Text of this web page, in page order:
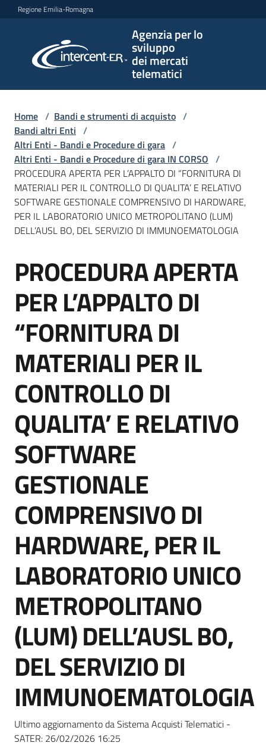
Vai al contenuto
Vai alla navigazione
Vai al footer
Regione Emilia-Romagna
Agenzia per lo
sviluppo
dei mercati
telematici
per lo
sviluppo
telematici
L'Agenzia
Bandi
e
di
acquisto
Supporto
Piattaforme
telematiche
English
site
Seguici
su
Home / Bandi e strumenti di acquisto /
Bandi altri Enti /
Altri Enti - Bandi e Procedure di gara /
Altri Enti - Bandi e Procedure di gara IN CORSO /
PROCEDURA APERTA PER L’APPALTO DI “FORNITURA DI
MATERIALI PER IL CONTROLLO DI QUALITA’ E RELATIVO
SOFTWARE GESTIONALE COMPRENSIVO DI HARDWARE,
PER IL LABORATORIO UNICO METROPOLITANO (LUM)
DELL’AUSL BO, DEL SERVIZIO DI IMMUNOEMATOLOGIA
Salta al contenuto
PROCEDURA APERTA
PER L’APPALTO DI
“FORNITURA DI
MATERIALI PER IL
CONTROLLO DI
QUALITA’ E RELATIVO
SOFTWARE
GESTIONALE
COMPRENSIVO DI
HARDWARE, PER IL
LABORATORIO UNICO
METROPOLITANO
(LUM) DELL’AUSL BO,
DEL SERVIZIO DI
IMMUNOEMATOLOGIA
Ultimo aggiornamento da Sistema Acquisti Telematici -
SATER: 26/02/2026 16:25